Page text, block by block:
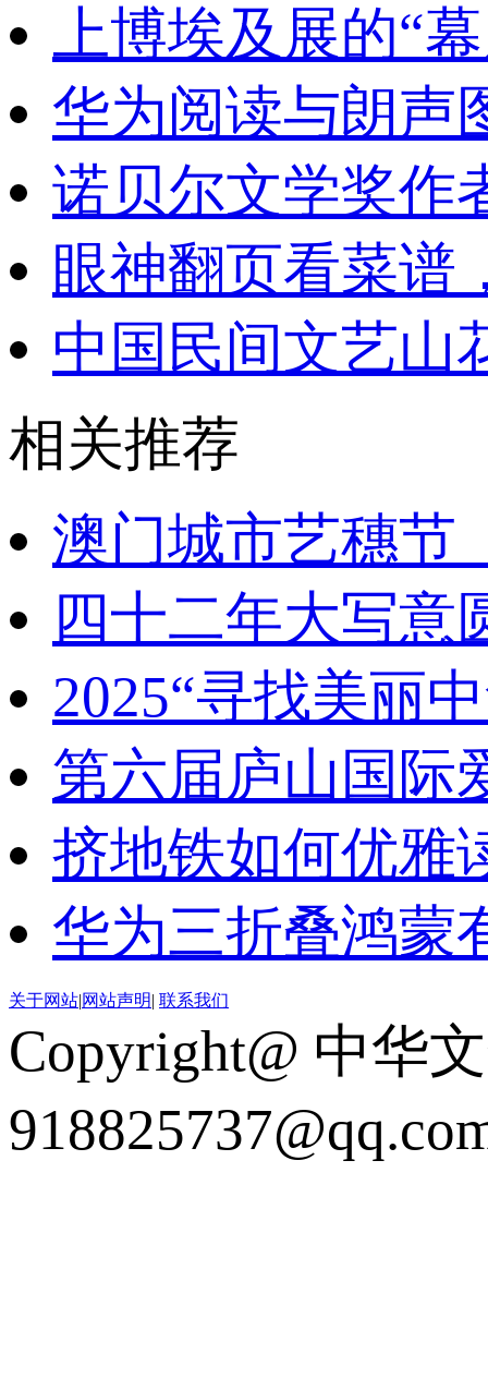
上博埃及展的“
华为阅读与朗声
诺贝尔文学奖作
眼神翻页看菜谱
中国民间文艺山
相关推荐
澳门城市艺穗节
四十二年大写意
2025“寻找美丽
第六届庐山国际
挤地铁如何优雅
华为三折叠鸿蒙
关于网站|网站声明| 联系我们
Copyright@ 中